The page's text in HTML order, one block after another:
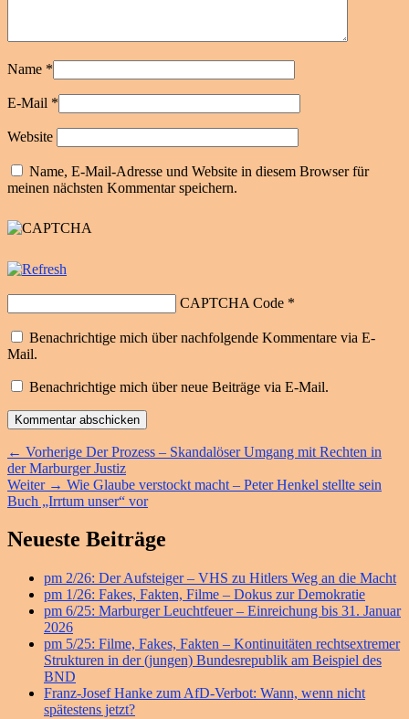
Name *
E-Mail *
Website
Name, E-Mail-Adresse und Website in diesem Browser für
meinen nächsten Kommentar speichern.
CAPTCHA Code *
Benachrichtige mich über nachfolgende Kommentare via E-
Mail.
Benachrichtige mich über neue Beiträge via E-Mail.
Beitragsnavigation
← Vorherige Vorheriger
Beitrag:
Der Prozess – Skandalöser Umgang mit Rechten in
der Marburger Justiz
Weiter → Nächster
Beitrag:
Wie Glaube verstockt macht – Peter Henkel stellte sein
Buch „Irrtum unser“ vor
Primärer
Widget-
Bereich
Neueste Beiträge
pm 2/26: Der Aufsteiger – VHS zu Hitlers Weg an die Macht
pm 1/26: Fakes, Fakten, Filme – Dokus zur Demokratie
pm 6/25: Marburger Leuchtfeuer – Einreichung bis 31. Januar
2026
pm 5/25: Filme, Fakes, Fakten – Kontinuitäten rechtsextremer
Strukturen in der (jungen) Bundesrepublik am Beispiel des
BND
Franz-Josef Hanke zum AfD-Verbot: Wann, wenn nicht
spätestens jetzt?